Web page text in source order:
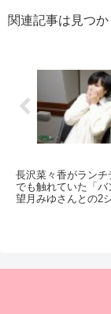
関連記事は見つか
長沢菜々香がランチ
でも触れていた「バ
望月みゆさんとの2